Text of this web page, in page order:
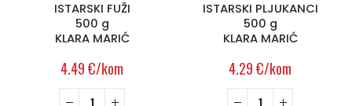
ISTARSKI FUŽI
500 g
KLARA MARIĆ
4.49€/kom
ISTARSKI PLJUKANCI
500 g
KLARA MARIĆ
4.29€/kom